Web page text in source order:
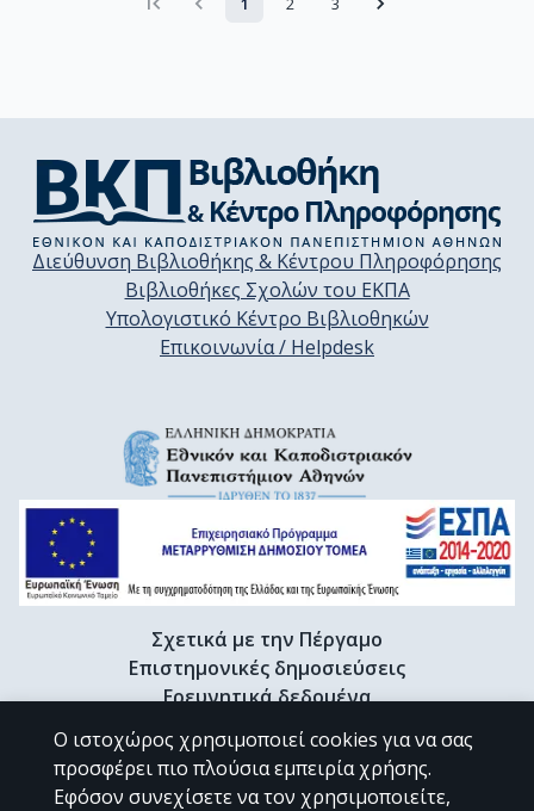
Διεύθυνση Βιβλιοθήκης & Κέντρου Πληροφόρησης
Βιβλιοθήκες Σχολών του ΕΚΠΑ
Υπολογιστικό Κέντρο Βιβλιοθηκών
Επικοινωνία / Helpdesk
Σχετικά με την Πέργαμο
Επιστημονικές δημοσιεύσεις
Ερευνητικά δεδομένα
Διδακτορικές διατριβές & Γκρίζα βιβλιογραφία
Προφίλ Ερευνητή
Ο ιστοχώρος χρησιμοποιεί cookies για να σας
προσφέρει πιο πλούσια εμπειρία χρήσης.
Εφόσον συνεχίσετε να τον χρησιμοποιείτε,